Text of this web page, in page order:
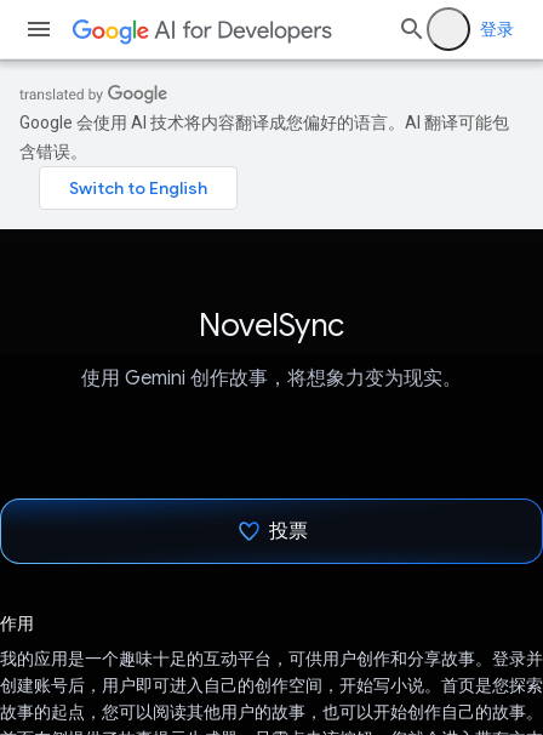
登录
Google 会使用 AI 技术将内容翻译成您偏好的语言。AI 翻译可能包
含错误。
NovelSync
使用 Gemini 创作故事，将想象力变为现实。
投票
作用
我的应用是一个趣味十足的互动平台，可供用户创作和分享故事。登录并
创建账号后，用户即可进入自己的创作空间，开始写小说。首页是您探索
故事的起点，您可以阅读其他用户的故事，也可以开始创作自己的故事。